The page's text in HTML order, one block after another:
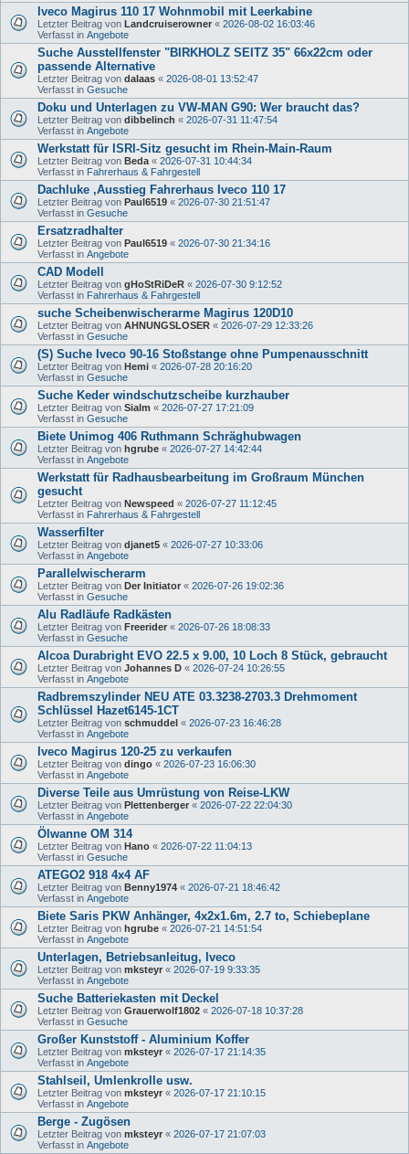
Iveco Magirus 110 17 Wohnmobil mit Leerkabine
Letzter Beitrag von Landcruiserowner « 2026-08-02 16:03:46
Verfasst in Angebote
Suche Ausstellfenster "BIRKHOLZ SEITZ 35" 66x22cm oder
passende Alternative
Letzter Beitrag von dalaas « 2026-08-01 13:52:47
Verfasst in Gesuche
Doku und Unterlagen zu VW-MAN G90: Wer braucht das?
Letzter Beitrag von dibbelinch « 2026-07-31 11:47:54
Verfasst in Angebote
Werkstatt für ISRI-Sitz gesucht im Rhein-Main-Raum
Letzter Beitrag von Beda « 2026-07-31 10:44:34
Verfasst in Fahrerhaus & Fahrgestell
Dachluke ,Ausstieg Fahrerhaus Iveco 110 17
Letzter Beitrag von Paul6519 « 2026-07-30 21:51:47
Verfasst in Gesuche
Ersatzradhalter
Letzter Beitrag von Paul6519 « 2026-07-30 21:34:16
Verfasst in Angebote
CAD Modell
Letzter Beitrag von gHoStRiDeR « 2026-07-30 9:12:52
Verfasst in Fahrerhaus & Fahrgestell
suche Scheibenwischerarme Magirus 120D10
Letzter Beitrag von AHNUNGSLOSER « 2026-07-29 12:33:26
Verfasst in Gesuche
(S) Suche Iveco 90-16 Stoßstange ohne Pumpenausschnitt
Letzter Beitrag von Hemi « 2026-07-28 20:16:20
Verfasst in Gesuche
Suche Keder windschutzscheibe kurzhauber
Letzter Beitrag von Sialm « 2026-07-27 17:21:09
Verfasst in Gesuche
Biete Unimog 406 Ruthmann Schräghubwagen
Letzter Beitrag von hgrube « 2026-07-27 14:42:44
Verfasst in Angebote
Werkstatt für Radhausbearbeitung im Großraum München
gesucht
Letzter Beitrag von Newspeed « 2026-07-27 11:12:45
Verfasst in Fahrerhaus & Fahrgestell
Wasserfilter
Letzter Beitrag von djanet5 « 2026-07-27 10:33:06
Verfasst in Angebote
Parallelwischerarm
Letzter Beitrag von Der Initiator « 2026-07-26 19:02:36
Verfasst in Gesuche
Alu Radläufe Radkästen
Letzter Beitrag von Freerider « 2026-07-26 18:08:33
Verfasst in Gesuche
Alcoa Durabright EVO 22.5 x 9.00, 10 Loch 8 Stück, gebraucht
Letzter Beitrag von Johannes D « 2026-07-24 10:26:55
Verfasst in Angebote
Radbremszylinder NEU ATE 03.3238-2703.3 Drehmoment
Schlüssel Hazet6145-1CT
Letzter Beitrag von schmuddel « 2026-07-23 16:46:28
Verfasst in Angebote
Iveco Magirus 120-25 zu verkaufen
Letzter Beitrag von dingo « 2026-07-23 16:06:30
Verfasst in Angebote
Diverse Teile aus Umrüstung von Reise-LKW
Letzter Beitrag von Plettenberger « 2026-07-22 22:04:30
Verfasst in Angebote
Ölwanne OM 314
Letzter Beitrag von Hano « 2026-07-22 11:04:13
Verfasst in Gesuche
ATEGO2 918 4x4 AF
Letzter Beitrag von Benny1974 « 2026-07-21 18:46:42
Verfasst in Angebote
Biete Saris PKW Anhänger, 4x2x1.6m, 2.7 to, Schiebeplane
Letzter Beitrag von hgrube « 2026-07-21 14:51:54
Verfasst in Angebote
Unterlagen, Betriebsanleitug, Iveco
Letzter Beitrag von mksteyr « 2026-07-19 9:33:35
Verfasst in Angebote
Suche Batteriekasten mit Deckel
Letzter Beitrag von Grauerwolf1802 « 2026-07-18 10:37:28
Verfasst in Gesuche
Großer Kunststoff - Aluminium Koffer
Letzter Beitrag von mksteyr « 2026-07-17 21:14:35
Verfasst in Angebote
Stahlseil, Umlenkrolle usw.
Letzter Beitrag von mksteyr « 2026-07-17 21:10:15
Verfasst in Angebote
Berge - Zugösen
Letzter Beitrag von mksteyr « 2026-07-17 21:07:03
Verfasst in Angebote